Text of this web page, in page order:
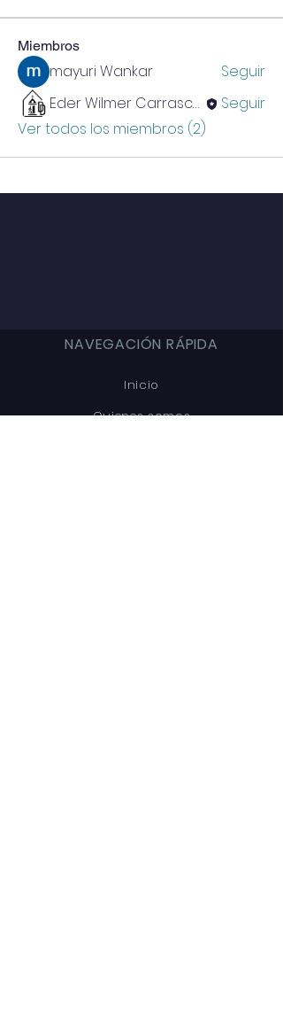
Miembros
mayuri Wankar
Seguir
Eder Wilmer Carrasco Saavedra
Seguir
Ver todos los miembros (2)
NAVEGACIÓN RÁPIDA
Inicio
Quienes somos